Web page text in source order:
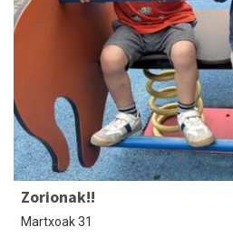
Zorionak!!
Martxoak 31